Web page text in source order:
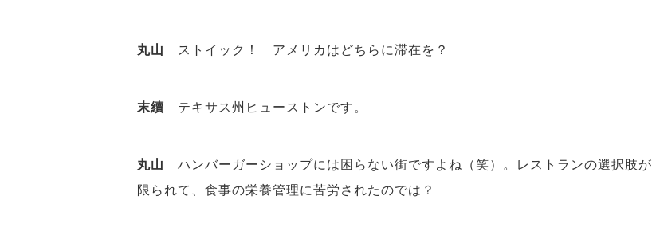
丸山 ストイック！ アメリカはどちらに滞在を？
末續 テキサス州ヒューストンです。
丸山 ハンバーガーショップには困らない街ですよね（笑）。レストランの選択肢が
限られて、食事の栄養管理に苦労されたのでは？